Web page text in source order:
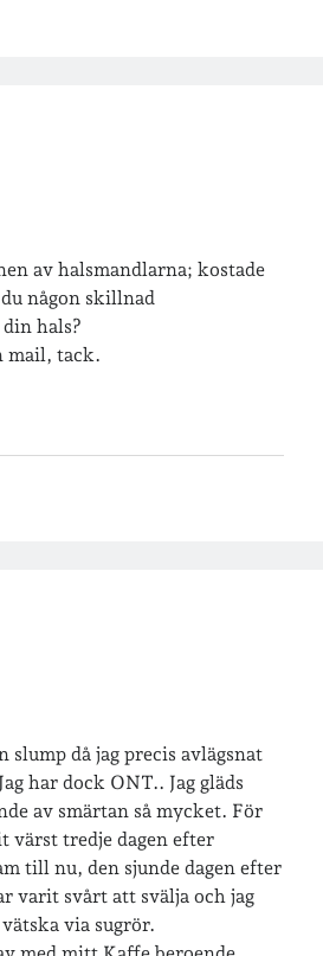
av halsmandlarna; kostade
någon skillnad
din hals?
mail, tack.
slump då jag precis avlägsnat
har dock ONT.. Jag gläds
av smärtan så mycket. För
värst tredje dagen efter
till nu, den sjunde dagen efter
varit svårt att svälja och jag
via sugrör.